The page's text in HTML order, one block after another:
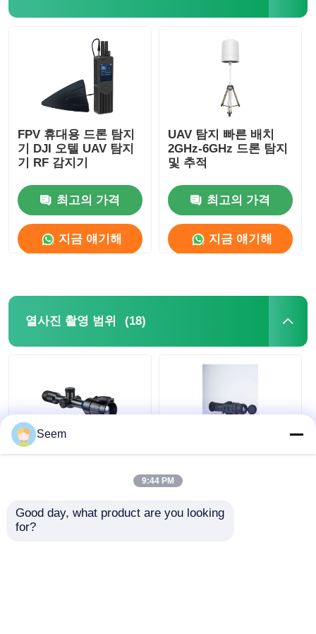
FPV 휴대용 드론 탐지
기 DJI 오텔 UAV 탐지
기 RF 감지기
최고의 가격
지금 얘기해
UAV 탐지 빠른 배치
2GHz-6GHz 드론 탐지
및 추적
최고의 가격
지금 얘기해
열사진 촬영 범위 (18)
영 범위 2600m 스마트
열화상 스코프 방수 열
화상 조준경
Seem
9:44 PM
Good day, what product are you looking
for?